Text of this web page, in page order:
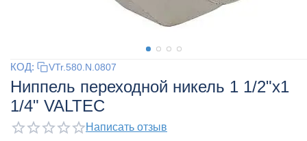
КОД: VTr.580.N.0807
Ниппель переходной никель 1 1/2"x1
1/4" VALTEC
Написать отзыв